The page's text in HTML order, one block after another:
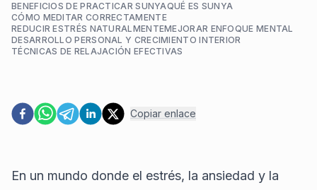
BENEFICIOS DE PRACTICAR SUNYAQUÉ ES SUNYA
CÓMO MEDITAR CORRECTAMENTE
REDUCIR ESTRÉS NATURALMENTEMEJORAR ENFOQUE MENTAL
DESARROLLO PERSONAL Y CRECIMIENTO INTERIOR
TÉCNICAS DE RELAJACIÓN EFECTIVAS
Copiar enlace
En un mundo donde el estrés, la ansiedad y la